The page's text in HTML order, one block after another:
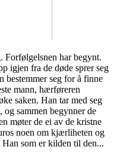
Forfølgelsnen har begynt.
igjen fra de døde sprer seg
bestemmer seg for å finne
mann, hærføreren
saken. Han tar med seg
sammen begynner de
møter de ei av de kristne
noen om kjærliheten og
som er kilden til den...